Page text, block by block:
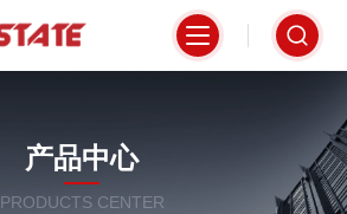
产品中心
PRODUCTS CENTER